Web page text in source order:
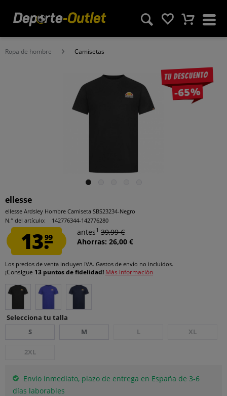
Ropa de hombre Camisetas
Tu descuento
-65%
ellesse
ellesse Ardsley Hombre Camiseta SBS23234-Negro
N.° del artículo:
142776344-142776280
13.99
antes1 39,99 €
Ahorras: 26,00 €
Los precios de venta incluyen IVA. Gastos de envío no incluidos.
¡Consigue 13 puntos de fidelidad! Más información
Selecciona tu talla
S
M L XL
2XL
Envío inmediato, plazo de entrega en España de 3-6
días laborables